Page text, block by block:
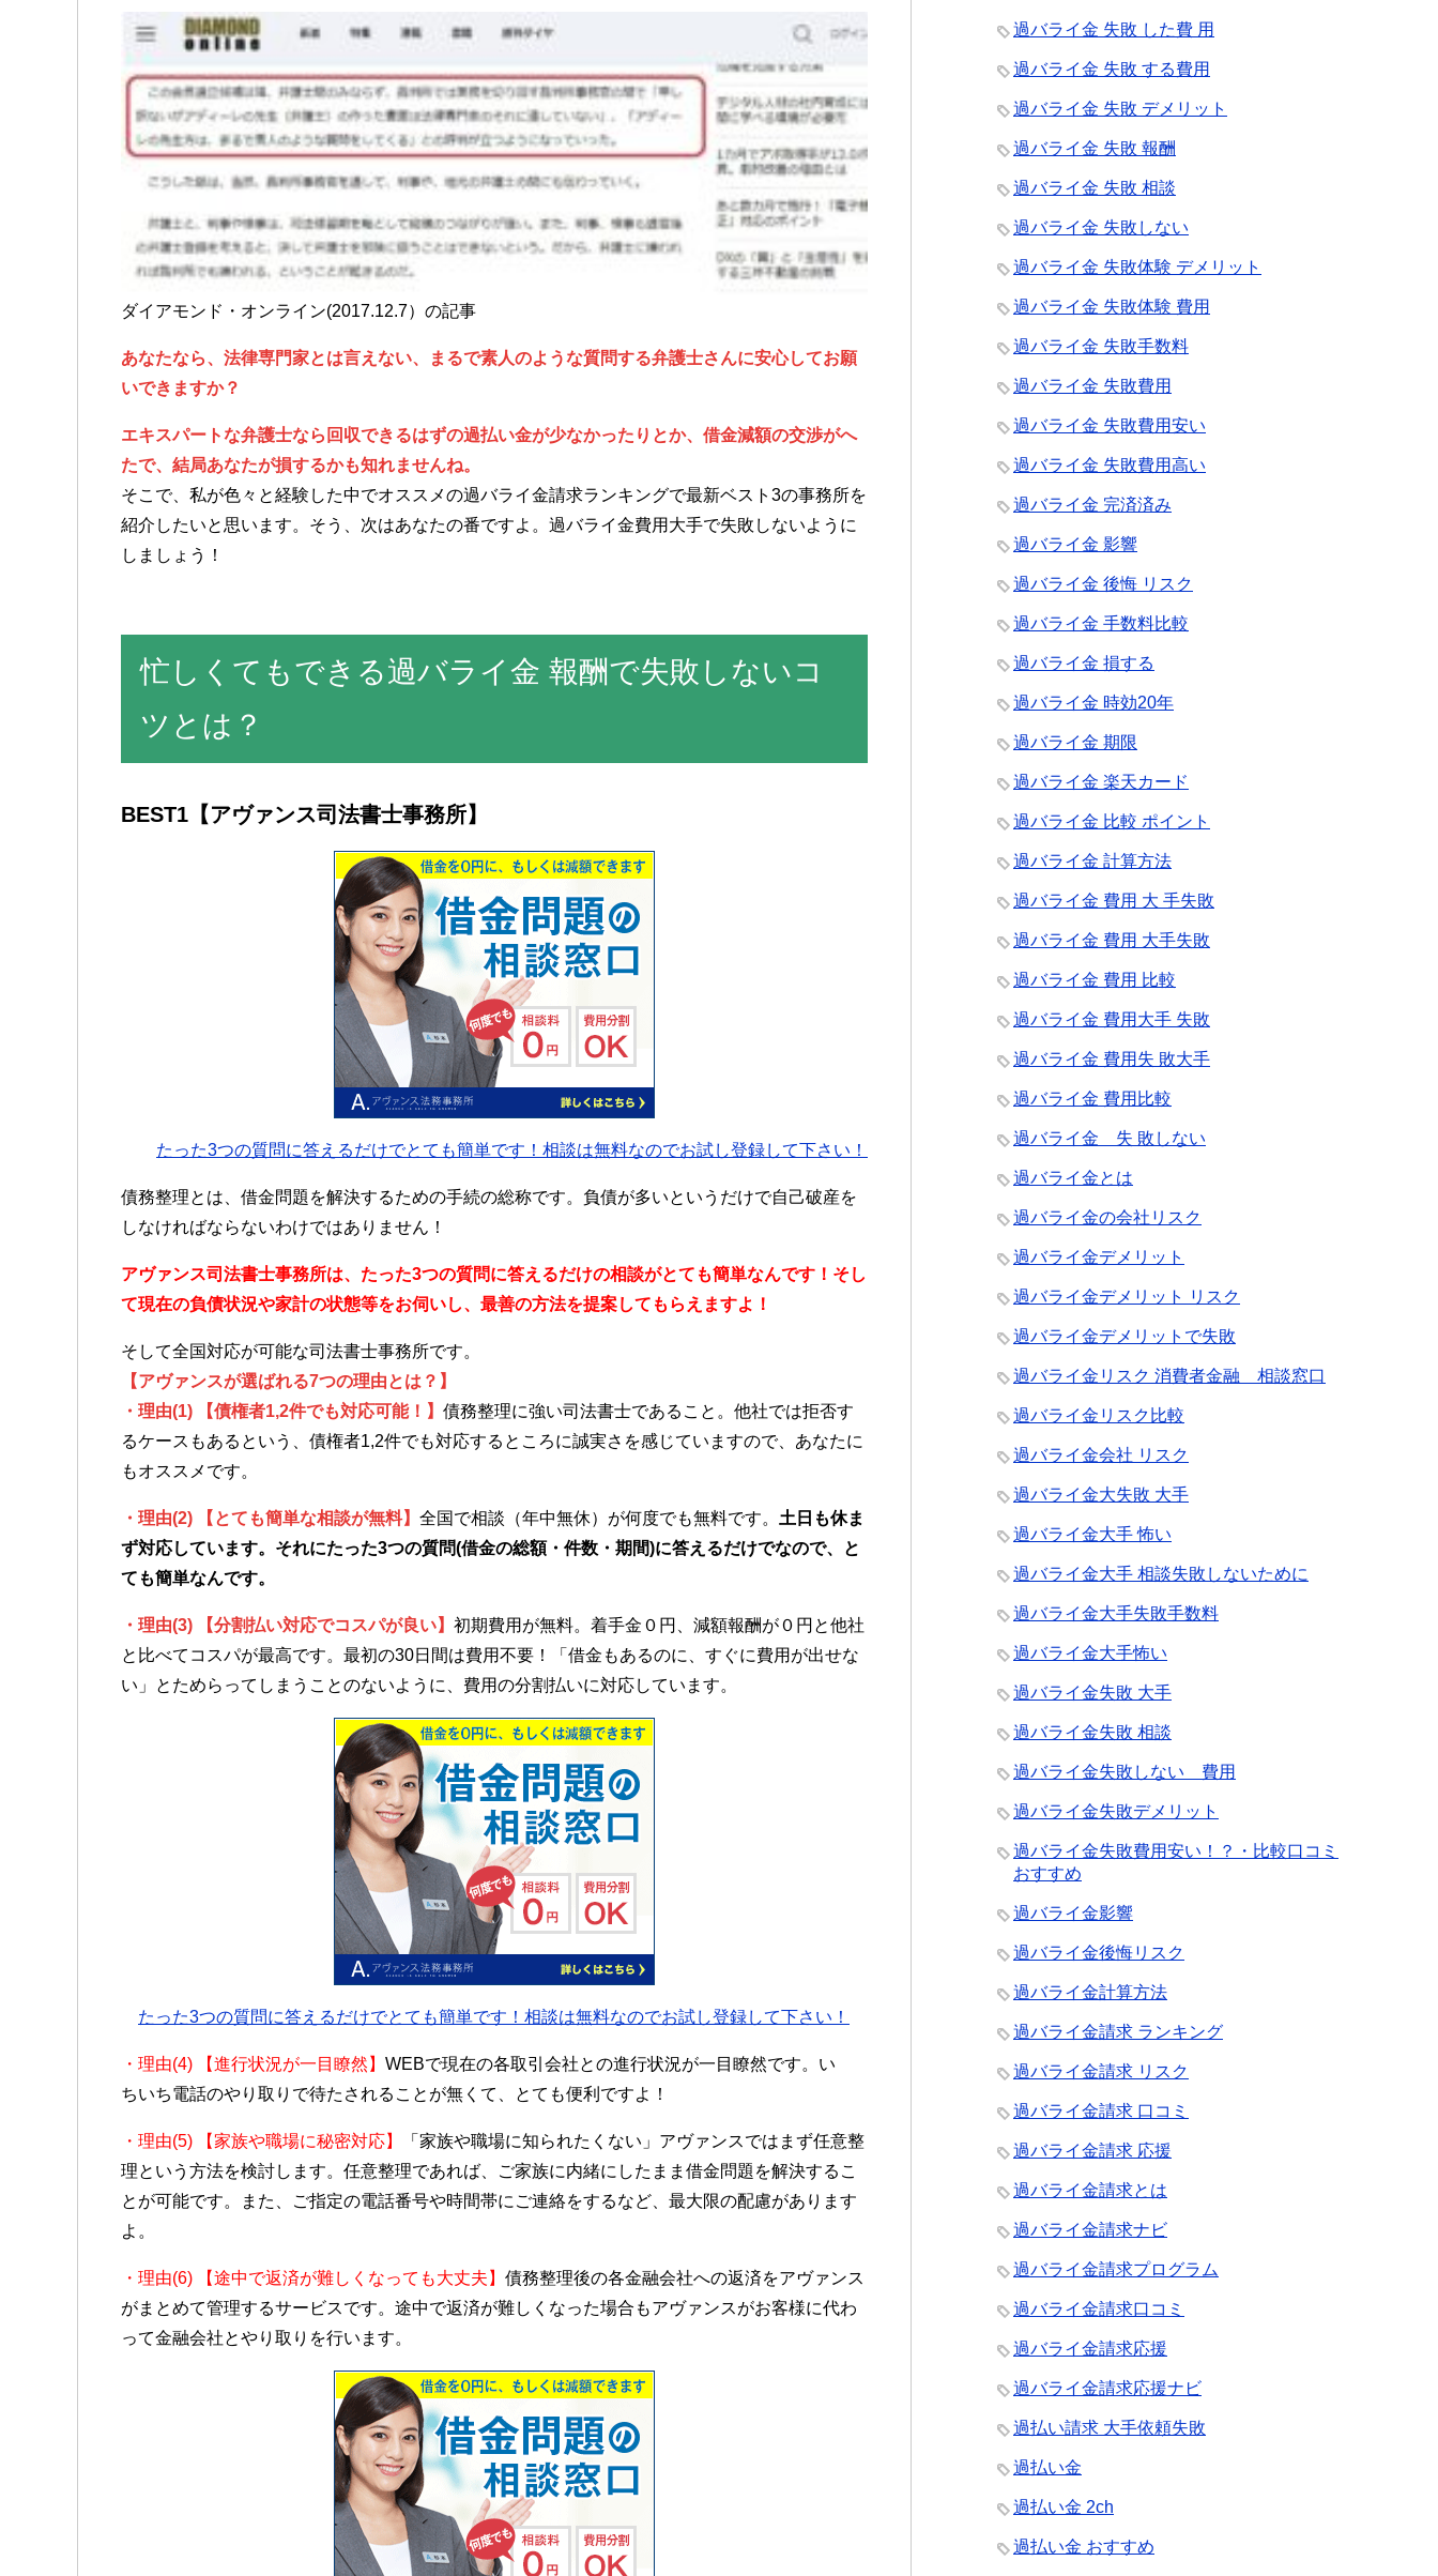
ダイアモンド・オンライン(2017.12.7）の記事
あなたなら、法律専門家とは言えない、まるで素人のような質問する弁護士さんに安心してお願
いできますか？
エキスパートな弁護士なら回収できるはずの過払い金が少なかったりとか、借金減額の交渉がへ
たで、結局あなたが損するかも知れませんね。
そこで、私が色々と経験した中でオススメの過バライ金請求ランキングで最新ベスト3の事務所を
紹介したいと思います。そう、次はあなたの番ですよ。過バライ金費用大手で失敗しないように
しましょう！
忙しくてもできる過バライ金 報酬で失敗しないコ
ツとは？
BEST1 【アヴァンス司法書士事務所】
たった3つの質問に答えるだけでとても簡単です！相談は無料なのでお試し登録して下さい！
債務整理とは、借金問題を解決するための手続の総称です。負債が多いというだけで自己破産を
しなければならないわけではありません！
アヴァンス司法書士事務所は、 たった3つの質問に答えるだけの相談がとても簡単なんです！そし
て現在の負債状況や家計の状態等をお伺いし、最善の方法を提案してもらえますよ！
そして全国対応が可能な司法書士事務所です。
【アヴァンスが選ばれる7つの理由とは？】
・理由(1) 【債権者1,2件でも対応可能！】 債務整理に強い司法書士であること。他社では拒否す
るケースもあるという、債権者1,2件でも対応するところに誠実さを感じていますので、あなたに
もオススメです。
・理由(2) 【とても簡単な相談が無料】 全国で相談（年中無休）が何度でも無料です。 土日も休ま
ず対応しています。それにたった3つの質問(借金の総額・件数・期間)に答えるだけでなので、と
ても簡単なんです。
・理由(3) 【分割払い対応でコスパが良い】 初期費用が無料。着手金０円、減額報酬が０円と他社
と比べてコスパが最高です。最初の30日間は費用不要！「借金もあるのに、すぐに費用が出せな
い」とためらってしまうことのないように、費用の分割払いに対応しています。
たった3つの質問に答えるだけでとても簡単です！相談は無料なのでお試し登録して下さい！
・理由(4) 【進行状況が一目瞭然】 WEBで現在の各取引会社との進行状況が一目瞭然です。い
ちいち電話のやり取りで待たされることが無くて、とても便利ですよ！
・理由(5) 【家族や職場に秘密対応】
「家族や職場に知られたくない」アヴァンスではまず任意整
理という方法を検討します。任意整理であれば、ご家族に内緒にしたまま借金問題を解決するこ
とが可能です。また、ご指定の電話番号や時間帯にご連絡をするなど、最大限の配慮があります
よ。
・理由(6) 【途中で返済が難しくなっても大丈夫】 債務整理後の各金融会社への返済をアヴァンス
がまとめて管理するサービスです。途中で返済が難しくなった場合もアヴァンスがお客様に代わ
って金融会社とやり取りを行います。
過バライ金 失敗 した費 用
過バライ金 失敗 する費用
過バライ金 失敗 デメリット
過バライ金 失敗 報酬
過バライ金 失敗 相談
過バライ金 失敗しない
過バライ金 失敗体験 デメリット
過バライ金 失敗体験 費用
過バライ金 失敗手数料
過バライ金 失敗費用
過バライ金 失敗費用安い
過バライ金 失敗費用高い
過バライ金 完済済み
過バライ金 影響
過バライ金 後悔 リスク
過バライ金 手数料比較
過バライ金 損する
過バライ金 時効20年
過バライ金 期限
過バライ金 楽天カード
過バライ金 比較 ポイント
過バライ金 計算方法
過バライ金 費用 大 手失敗
過バライ金 費用 大手失敗
過バライ金 費用 比較
過バライ金 費用大手 失敗
過バライ金 費用失 敗大手
過バライ金 費用比較
過バライ金 失 敗しない
過バライ金とは
過バライ金の会社リスク
過バライ金デメリット
過バライ金デメリット リスク
過バライ金デメリットで失敗
過バライ金リスク 消費者金融 相談窓口
過バライ金リスク比較
過バライ金会社 リスク
過バライ金大失敗 大手
過バライ金大手 怖い
過バライ金大手 相談失敗しないために
過バライ金大手失敗手数料
過バライ金大手怖い
過バライ金失敗 大手
過バライ金失敗 相談
過バライ金失敗しない 費用
過バライ金失敗デメリット
過バライ金失敗費用安い！？・比較口コミ
おすすめ
過バライ金影響
過バライ金後悔リスク
過バライ金計算方法
過バライ金請求 ランキング
過バライ金請求 リスク
過バライ金請求 口コミ
過バライ金請求 応援
過バライ金請求とは
過バライ金請求ナビ
過バライ金請求プログラム
過バライ金請求口コミ
過バライ金請求応援
過バライ金請求応援ナビ
過払い請求 大手依頼失敗
過払い金
過払い金 2ch
過払い金 おすすめ